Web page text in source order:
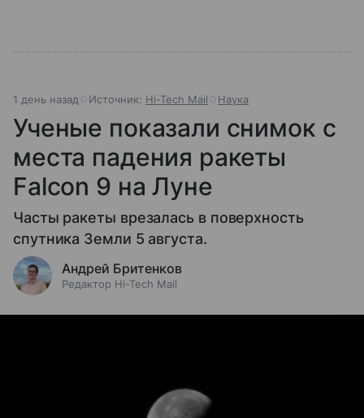
1 день назад Источник: Hi-Tech Mail Наука
Ученые показали снимок с
места падения ракеты
Falcon 9 на Луне
Часты ракеты врезалась в поверхность
спутника Земли 5 августа.
Андрей Бритенков
Редактор Hi-Tech Mail